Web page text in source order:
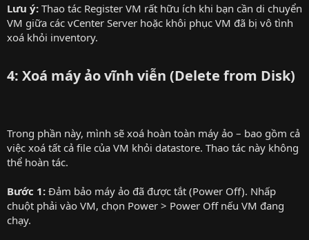
Lưu ý: Thao tác Register VM rất hữu ích khi bạn cần di chuyển
VM giữa các vCenter Server hoặc khôi phục VM đã bị vô tình
xoá khỏi inventory.
4: Xoá máy ảo vĩnh viễn (Delete from Disk)
Trong phần này, mình sẽ xoá hoàn toàn máy ảo – bao gồm cả
việc xoá tất cả file của VM khỏi datastore. Thao tác này không
thể hoàn tác.
Bước 1: Đảm bảo máy ảo đã được tắt (Power Off). Nhấp
chuột phải vào VM, chọn Power > Power Off nếu VM đang
chạy.